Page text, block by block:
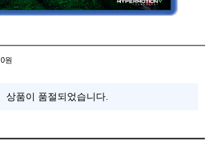
0원
상품이 품절되었습니다.